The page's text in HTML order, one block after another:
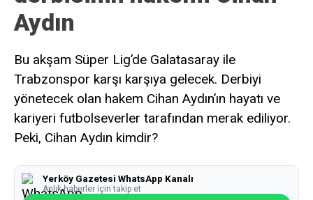
Aydın
Bu akşam Süper Lig’de Galatasaray ile
Trabzonspor karşı karşıya gelecek. Derbiyi
yönetecek olan hakem Cihan Aydın’ın hayatı ve
kariyeri futbolseverler tarafından merak ediliyor.
Peki, Cihan Aydın kimdir?
Yerköy Gazetesi WhatsApp Kanalı
Anlık haberler için takip et